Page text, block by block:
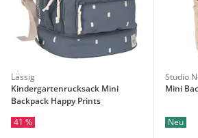
Lässig
Kindergartenrucksack Mini
Backpack Happy Prints
41 %
Studio
Mini
Neu